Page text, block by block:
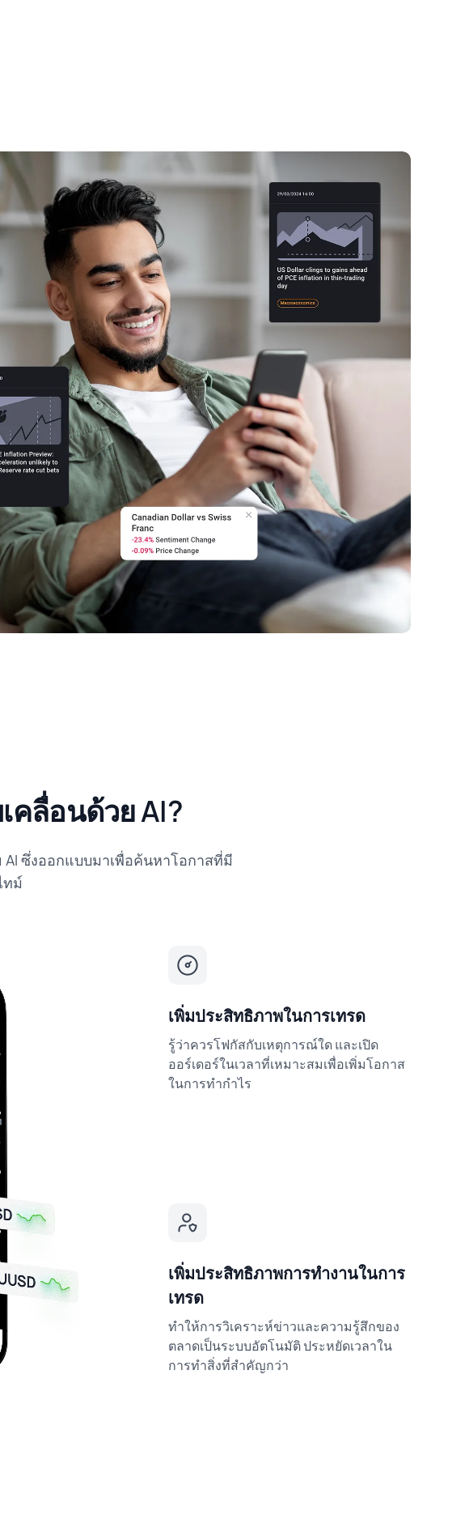
คลื่อนด้วย AI?
ซึ่งออกแบบมาเพื่อค้นหาโอกาสที่มี
ทม์
เพิ่มประสิทธิภาพในการเทรด
รู้ว่าควรโฟกัสกับเหตุการณ์ใด และเปิด
ออร์เดอร์ในเวลาที่เหมาะสมเพื่อเพิ่มโอกาส
ในการทำกำไร
เพิ่มประสิทธิภาพการทำงานในการ
เทรด
ทำให้การวิเคราะห์ข่าวและความรู้สึกของ
ตลาดเป็นระบบอัตโนมัติ ประหยัดเวลาใน
การทำสิ่งที่สำคัญกว่า